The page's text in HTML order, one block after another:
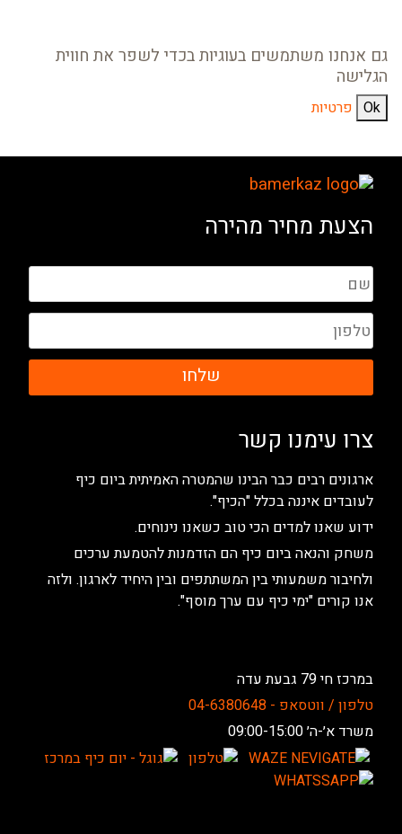
גם אנחנו משתמשים בעוגיות בכדי לשפר את חווית
הגלישה
Ok פרטיות
הצעת מחיר מהירה
שלחו
צרו עימנו קשר
ארגונים רבים כבר הבינו שהמטרה האמיתית ביום כיף
לעובדים איננה בכלל "הכיף".
ידוע שאנו למדים הכי טוב כשאנו נינוחים.
משחק והנאה ביום כיף הם הזדמנות להטמעת ערכים
ולחיבור משמעותי בין המשתתפים ובין היחיד לארגון. ולזה
אנו קורים "ימי כיף עם ערך מוסף".
במרכז חי 79 גבעת עדה
טלפון / ווטסאפ - 04-6380648
משרד א׳-ה׳ 09:00-15:00